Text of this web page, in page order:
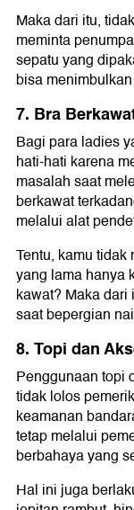
Maka dari itu,
meminta
sepatu yang
bisa
7. Bra
Bagi para ladies
hati-hati karena
masalah saat
berkawat
melalui alat
Tentu, kamu
yang lama hanya
kawat? Maka
saat bepergian
8. Topi dan
Penggunaan topi
tidak lolos
keamanan
tetap melalui
berbahaya yang
Hal ini juga